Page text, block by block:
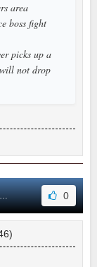
area
boss fight
picks up a
not drop
0